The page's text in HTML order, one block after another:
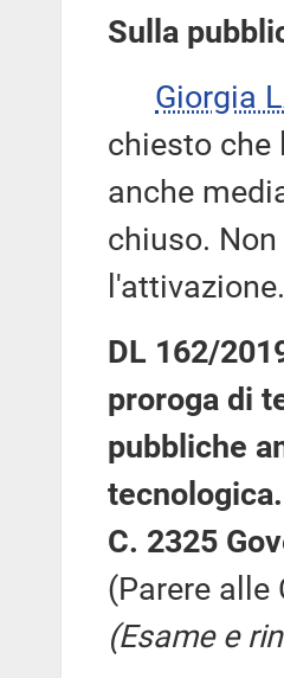
Sulla
Giorgia
chiesto che
anche
chiuso.
l'attivazione.
DL 162/
proroga di
pubbliche
tecnologica.
C. 2325
(Parere
(Esame e